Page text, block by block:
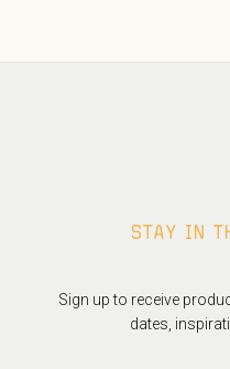
STAY IN
Sign up to receive
dates,